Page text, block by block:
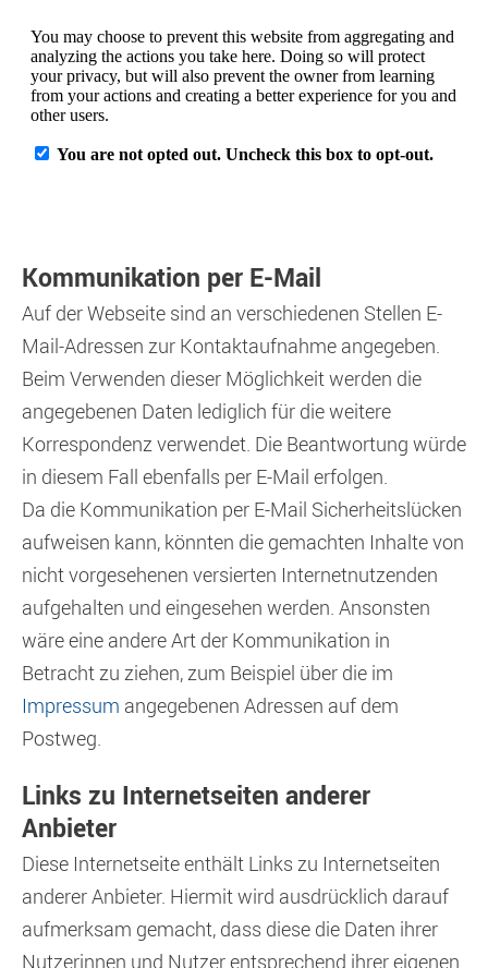
Kommunikation per E-Mail
Auf der Webseite sind an verschiedenen Stellen E-
Mail-Adressen zur Kontaktaufnahme angegeben.
Beim Verwenden dieser Möglichkeit werden die
angegebenen Daten lediglich für die weitere
Korrespondenz verwendet. Die Beantwortung würde
in diesem Fall ebenfalls per E-Mail erfolgen.
Da die Kommunikation per E-Mail Sicherheitslücken
aufweisen kann, könnten die gemachten Inhalte von
nicht vorgesehenen versierten Internetnutzenden
aufgehalten und eingesehen werden. Ansonsten
wäre eine andere Art der Kommunikation in
Betracht zu ziehen, zum Beispiel über die im
Impressum angegebenen Adressen auf dem
Postweg.
Links zu Internetseiten anderer
Anbieter
Diese Internetseite enthält Links zu Internetseiten
anderer Anbieter. Hiermit wird ausdrücklich darauf
aufmerksam gemacht, dass diese die Daten ihrer
Nutzerinnen und Nutzer entsprechend ihrer eigenen